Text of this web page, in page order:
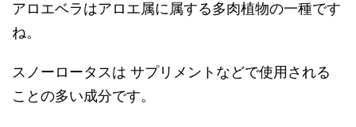
アロエベラはアロエ属に属する多肉植物の一種です
ね。
スノーロータスは サプリメントなどで使用される
ことの多い成分です。